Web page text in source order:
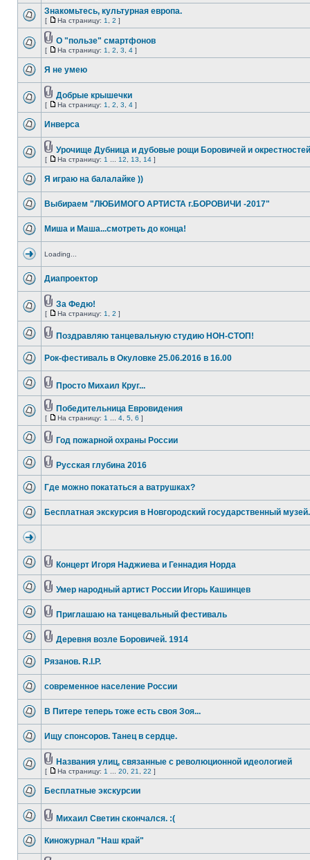
Знакомьтесь, культурная европа.
[ На страницу: 1 2 ]
О "пользе" смартфонов
[ На страницу: 1 2 3 4 ]
Я не умею
Добрые крышечки
[ На страницу: 1 2 3 4 ]
Инверса
Урочище Дубница и дубовые рощи Боровичей и окрестностей
[ На страницу: 1 12 13 14 ]
Я играю на балалайке ))
Выбираем "ЛЮБИМОГО АРТИСТА г.БОРОВИЧИ -2017"
Миша и Маша...смотреть до конца!
Loading...
Диапроектор
За Федю!
[ На страницу: 1 2 ]
Поздравляю танцевальную студию НОН-СТОП!
Рок-фестиваль в Окуловке 25.06.2016 в 16.00
Просто Михаил Круг...
Победительница Евровидения
[ На страницу: 1 4 5 6 ]
Год пожарной охраны России
Русская глубина 2016
Где можно покататься а ватрушках?
Бесплатная экскурсия в Новгородский государственный музей.
Концерт Игоря Наджиева и Геннадия Норда
Умер народный артист России Игорь Кашинцев
Приглашаю на танцевальный фестиваль
Деревня возле Боровичей. 1914
Рязанов. R.I.P.
современное население России
В Питере теперь тоже есть своя Зоя...
Ищу спонсоров. Танец в сердце.
Названия улиц, связанные с революционной идеологией
[ На страницу: 1 20 21 22 ]
Бесплатные экскурсии
Михаил Светин скончался. :(
Киножурнал "Наш край"